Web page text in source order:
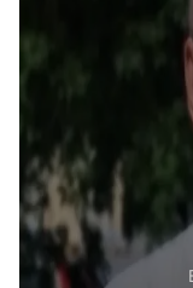
депутатов